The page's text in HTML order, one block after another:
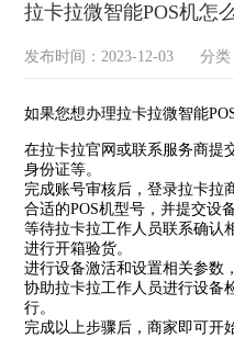
拉卡拉微智能POS机怎
发布时间：2023-12-03 分类
如果您想办理拉卡拉微智能
在拉卡拉官网或联系服务商提
身份证等。
完成账号审核后，登录拉卡拉
合适的POS机型号，并提交设
等待拉卡拉工作人员联系确认
进行开箱验货。
进行设备激活和设置相关参数
协助拉卡拉工作人员进行设备
行。
完成以上步骤后，商家即可开